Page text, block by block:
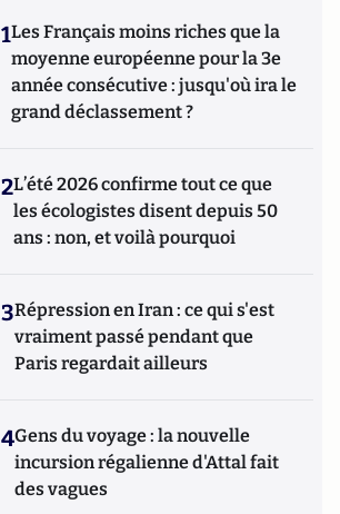
1Les Français moins riches que la
moyenne européenne pour la 3e
année consécutive : jusqu'où ira le
grand déclassement ?
2L’été 2026 confirme tout ce que
les écologistes disent depuis 50
ans : non, et voilà pourquoi
3Répression en Iran : ce qui s'est
vraiment passé pendant que
Paris regardait ailleurs
4Gens du voyage : la nouvelle
incursion régalienne d'Attal fait
des vagues